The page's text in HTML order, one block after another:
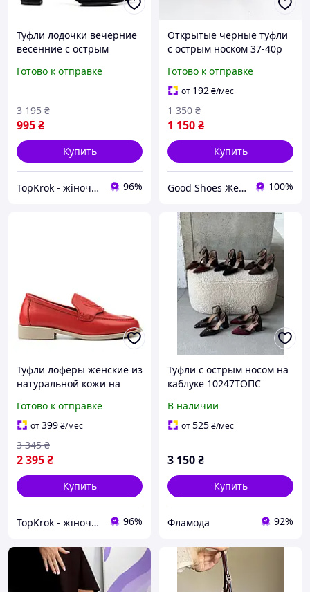
Туфли лодочки вечерние
весенние с острым
высоком каблуке черные
Готово к отправке
995₴
3 195 ₴
Купить
TopKrok - жіноче та чоловіче взуття, жіночі сумки та верхній одяг 96%
Открытые черные туфли
с острым носком 37-40р
Готово к отправке
от 192₴/мес
1 150₴
1 350 ₴
Купить
Good Shoes Женская обувь 100%
Туфли лоферы женские из
натуральной кожи на
подошве и каблучке с
острым носком красные
Готово к отправке
от399₴/мес
2 395₴
3 345 ₴
Купить
TopKrok - жіноче та чоловіче взуття, жіночі сумки та верхній одяг 96%
Туфли с острым носом на
каблуке 10247ТОПС
В наличии
от525₴/мес
3 150₴
Купить
Фламода 92%